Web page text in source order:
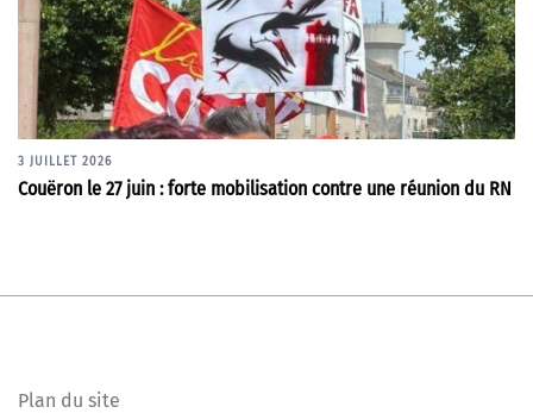
3 JUILLET 2026
Couëron le 27 juin : forte mobilisation contre une réunion du RN
Plan du site